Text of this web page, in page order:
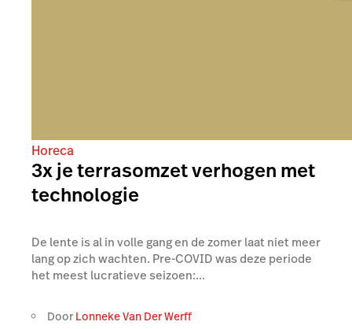
Horeca
3x je terrasomzet verhogen met
technologie
De lente is al in volle gang en de zomer laat niet meer
lang op zich wachten. Pre-COVID was deze periode
het meest lucratieve seizoen:...
Door Lonneke Van Der Werff